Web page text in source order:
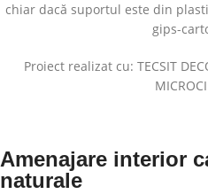
chiar dacă suportul este din
gips-
Proiect realizat cu: TECSIT
Amenajare interior
naturale